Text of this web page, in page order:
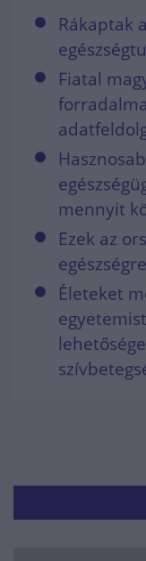
Rákaptak
Fiatal
mennyit
Ezek az
egészségre
Életeket